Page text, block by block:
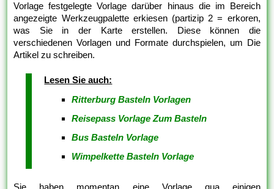
Vorlage festgelegte Vorlage darüber hinaus die im Bereich
angezeigte Werkzeugpalette erkiesen (partizip 2 = erkoren,
was Sie in der Karte erstellen. Diese können die
verschiedenen Vorlagen und Formate durchspielen, um Die
Artikel zu schreiben.
Lesen Sie auch:
Ritterburg Basteln Vorlagen
Reisepass Vorlage Zum Basteln
Bus Basteln Vorlage
Wimpelkette Basteln Vorlage